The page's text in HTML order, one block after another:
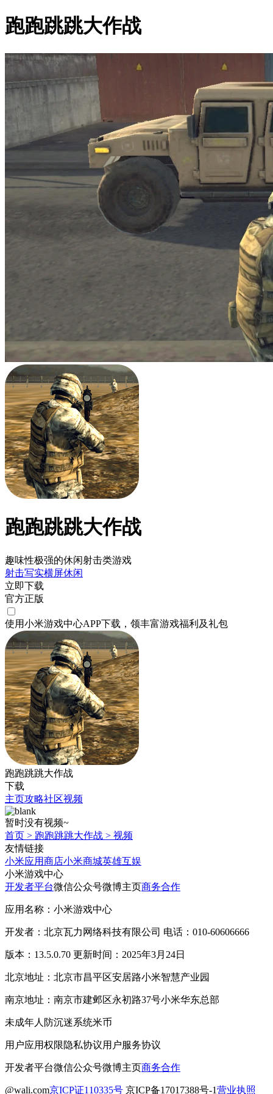
跑跑跳跳大作战
跑跑跳跳大作战
趣味性极强的休闲射击类游戏
射击写实横屏休闲
立即下载
官方正版
使用小米游戏中心APP下载 ，领丰富游戏福利 及礼包
跑跑跳跳大作战
下载
主页攻略社区视频
暂时没有视频~
首页 > 跑跑跳跳大作战 > 视频
友情链接
小米应用商店小米商城英雄互娱
小米游戏中心
开发者平台微信公众号微博主页商务合作
应用名称：小米游戏中心
开发者：北京瓦力网络科技有限公司 电话：010-60606666
版本：13.5.0.70 更新时间：2025年3月24日
北京地址：北京市昌平区安居路小米智慧产业园
南京地址：南京市建邺区永初路37号小米华东总部
未成年人防沉迷系统米币
用户应用权限隐私协议用户服务协议
开发者平台微信公众号微博主页商务合作
@wali.com京ICP证110335号 京ICP备17017388号-1营业执照